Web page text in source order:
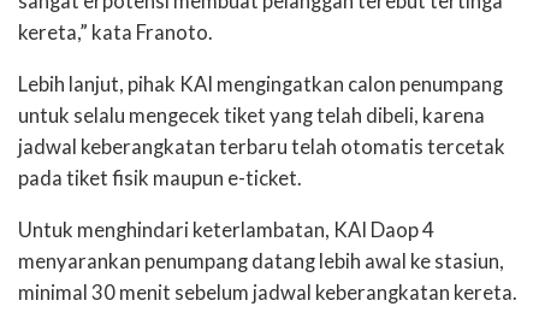
kereta,” kata Franoto.
Lebih lanjut, pihak KAI mengingatkan calon penumpang
untuk selalu mengecek tiket yang telah dibeli, karena
jadwal keberangkatan terbaru telah otomatis tercetak
pada tiket fisik maupun e-ticket.
Untuk menghindari keterlambatan, KAI Daop 4
menyarankan penumpang datang lebih awal ke stasiun,
minimal 30 menit sebelum jadwal keberangkatan kereta.